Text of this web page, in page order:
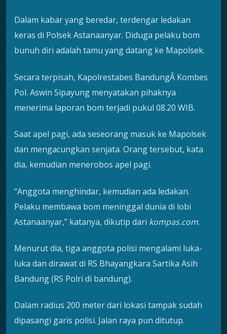
Dalam kabar yang beredar, terdengar ledakan
keras di Polsek Astanaanyar. Diduga pelaku bom
bunuh diri adalah tamu yang datang ke Mapolsek.
Secara terpisah, Kapolrestabes BandungÂ Kombes
Pol. Aswin Sipayung menyatakan pihaknya
menerima laporan bom terjadi pukul 08.20 WIB.
Saat apel pagi, ada seseorang masuk ke Mapolsek
dan mengacungkan senjata. Orang tersebut, kata
dia, kemudian menerobos apel pagi.
“Anggota menghindar, kemudian ada ledakan.
Pelaku membawa bom meninggal dunia di lobi
Astanaanyar,” katanya, dikutip dari kompas.com.
Menurut dia, tiga anggota polisi mengalami luka-
luka dan dirawat di RS Bhayangkara Sartika Asih
Bandung (RS Polri di bandung).
Dalam radius 200 meter dari lokasi tampak sudah
dipasangi garis polisi. Jalan raya pun ditutup.